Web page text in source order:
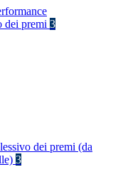
dei premi 3
dei premi (da
3